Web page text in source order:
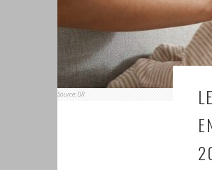
Source: DR